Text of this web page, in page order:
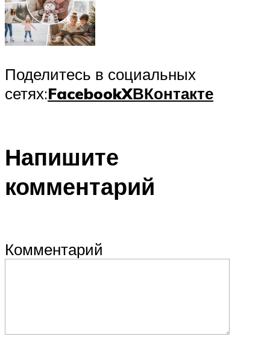
Поделитесь в социальных
сетях:FacebookXВКонтакте
Напишите
комментарий
Комментарий